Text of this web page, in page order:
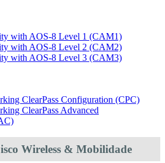
with AOS-8 Level 1 (CAM1)
with AOS-8 Level 2 (CAM2)
with AOS-8 Level 3 (CAM3)
ClearPass Configuration (CPC)
ClearPass Advanced
Wireless & Mobilidade